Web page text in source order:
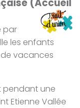
(Accueil
par
les enfants
de vacances
pendant une
Etienne Vallée